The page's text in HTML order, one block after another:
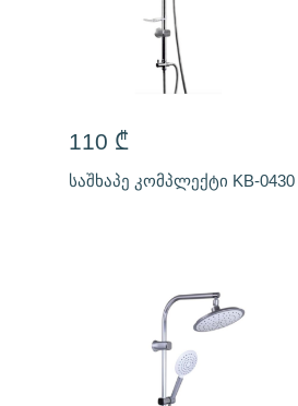
110 ₾
საშხაპე კომპლექტი KB-0430